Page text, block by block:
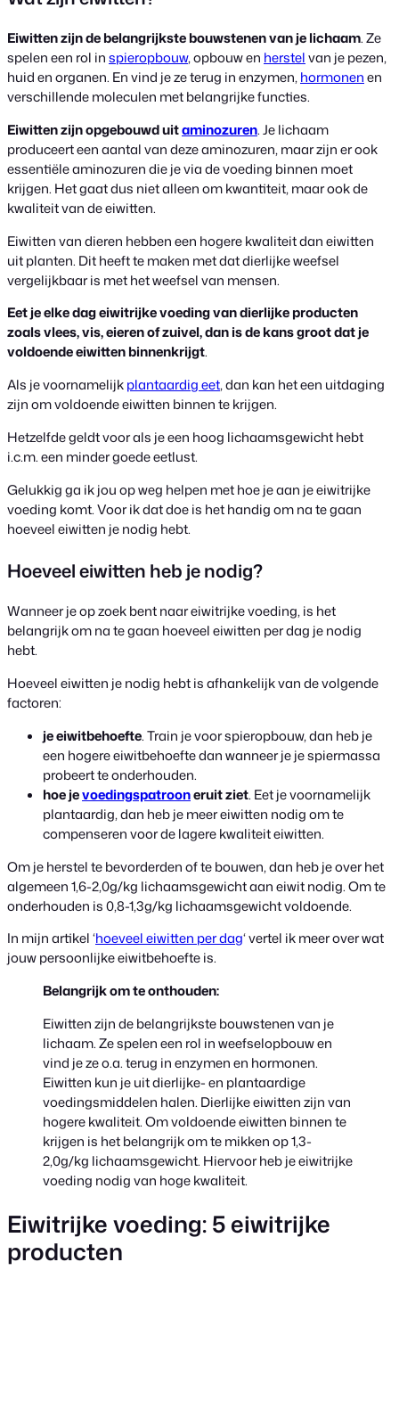
Eiwitten zijn de belangrijkste bouwstenen van je lichaam. Ze
spelen een rol inspieropbouw, opbouw en herstelvan je pezen,
huid en organen. En vind je ze terug in enzymen,hormonenen
verschillende moleculen met belangrijke functies.
Eiwitten zijn opgebouwd uitaminozuren. Je lichaam
produceert een aantal van deze aminozuren, maar zijn er ook
essentiële aminozuren die je via de voeding binnen moet
krijgen. Het gaat dus niet alleen om kwantiteit, maar ook de
kwaliteit van de eiwitten.
Eiwitten van dieren hebben een hogere kwaliteit dan eiwitten
uit planten. Dit heeft te maken met dat dierlijke weefsel
vergelijkbaar is met het weefsel van mensen.
Eet je elke dag eiwitrijke voeding van dierlijke producten
zoals vlees, vis, eieren of zuivel, dan is de kans groot dat je
voldoende eiwitten binnenkrijgt.
Als je voornamelijkplantaardig eet, dan kan het een uitdaging
zijn om voldoende eiwitten binnen te krijgen.
Hetzelfde geldt voor als je een hoog lichaamsgewicht hebt
i.c.m. een minder goede eetlust.
Gelukkig ga ik jou op weg helpen met hoe je aan je eiwitrijke
voeding komt. Voor ik dat doe is het handig om na te gaan
hoeveel eiwitten je nodig hebt.
Hoeveel eiwitten heb je nodig?
Wanneer je op zoek bent naar eiwitrijke voeding, is het
belangrijk om na te gaan hoeveel eiwitten per dag je nodig
hebt.
Hoeveel eiwitten je nodig hebt is afhankelijk van de volgende
factoren:
je eiwitbehoefte. Train je voor spieropbouw, dan heb je
een hogere eiwitbehoefte dan wanneer je je spiermassa
probeert te onderhouden.
hoe jevoedingspatrooneruit ziet. Eet je voornamelijk
plantaardig, dan heb je meer eiwitten nodig om te
compenseren voor de lagere kwaliteit eiwitten.
Om je herstel te bevorderden of te bouwen, dan heb je over het
algemeen 1,6-2,0g/kg lichaamsgewicht aan eiwit nodig. Om te
onderhouden is 0,8-1,3g/kg lichaamsgewicht voldoende.
In mijn artikel ‘hoeveel eiwitten per dag‘ vertel ik meer over wat
jouw persoonlijke eiwitbehoefte is.
Belangrijk om te onthouden:
Eiwitten zijn de belangrijkste bouwstenen van je
lichaam. Ze spelen een rol in weefselopbouw en
vind je ze o.a. terug in enzymen en hormonen.
Eiwitten kun je uit dierlijke- en plantaardige
voedingsmiddelen halen. Dierlijke eiwitten zijn van
hogere kwaliteit. Om voldoende eiwitten binnen te
krijgen is het belangrijk om te mikken op 1,3-
2,0g/kg lichaamsgewicht. Hiervoor heb je eiwitrijke
voeding nodig van hoge kwaliteit.
Eiwitrijke voeding: 5 eiwitrijke
producten